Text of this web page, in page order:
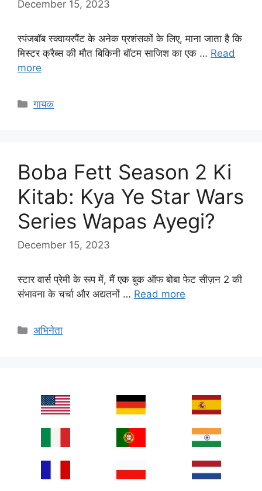
December 15, 2023
स्पंजबॉब स्क्वायरपैंट के अनेक प्रशंसकों के लिए, माना जाता है कि
मिस्टर क्रैब्स की मौत बिकिनी बॉटम साजिश का एक … Read
more
Categories
गायक
Boba Fett Season 2 Ki
Kitab: Kya Ye Star Wars
Series Wapas Ayegi?
December 15, 2023
स्टार वार्स प्रेमी के रूप में, मैं एक बुक ऑफ बोबा फेट सीज़न 2 की
संभावना के चर्चा और अद्यतनों … Read more
Categories
अभिनेता